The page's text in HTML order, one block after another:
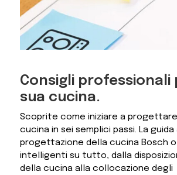
Consigli professionali
sua cucina.
Scoprite come iniziare a
cucina in sei semplici passi. La guida
progettazione della cucina Bosch
intelligenti su tutto, dalla
della cucina alla collocazione degli